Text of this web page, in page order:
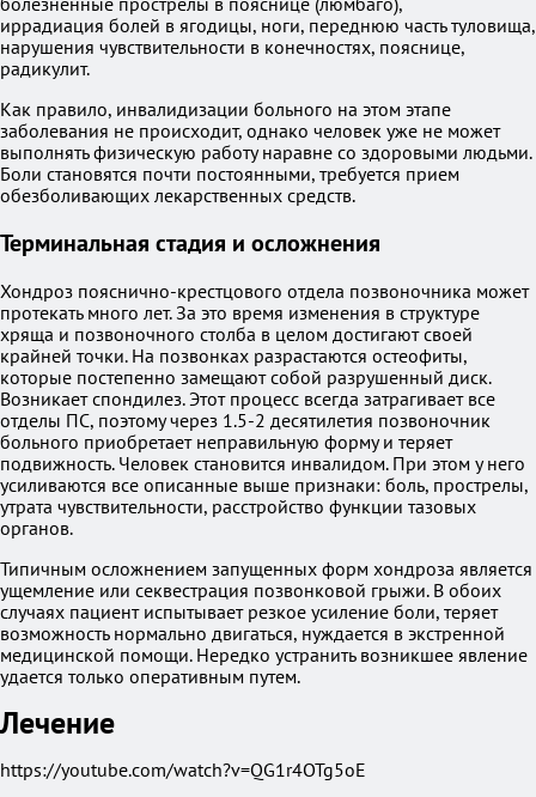
иррадиация болей в ягодицы, ноги, переднюю часть туловища,
нарушения чувствительности в конечностях, пояснице,
радикулит.
Как правило, инвалидизации больного на этом этапе
заболевания не происходит, однако человек уже не может
выполнять физическую работу наравне со здоровыми людьми.
Боли становятся почти постоянными, требуется прием
обезболивающих лекарственных средств.
Терминальная стадия и осложнения
Хондроз пояснично-крестцового отдела позвоночника может
протекать много лет. За это время изменения в структуре
хряща и позвоночного столба в целом достигают своей
крайней точки. На позвонках разрастаются остеофиты,
которые постепенно замещают собой разрушенный диск.
Возникает спондилез. Этот процесс всегда затрагивает все
отделы ПС, поэтому через 1.5-2 десятилетия позвоночник
больного приобретает неправильную форму и теряет
подвижность. Человек становится инвалидом. При этом у него
усиливаются все описанные выше признаки: боль, прострелы,
утрата чувствительности, расстройство функции тазовых
органов.
Типичным осложнением запущенных форм хондроза является
ущемление или секвестрация позвонковой грыжи. В обоих
случаях пациент испытывает резкое усиление боли, теряет
возможность нормально двигаться, нуждается в экстренной
медицинской помощи. Нередко устранить возникшее явление
удается только оперативным путем.
Лечение
https://youtube.com/watch?v=QG1r4OTg5oE